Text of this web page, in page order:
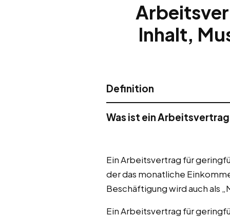
Inhalt,
Definition
Was ist ein
Ein Arbeitsvertrag für
der das monatliche
Beschäftigung wird auch als
Ein Arbeitsvertrag für